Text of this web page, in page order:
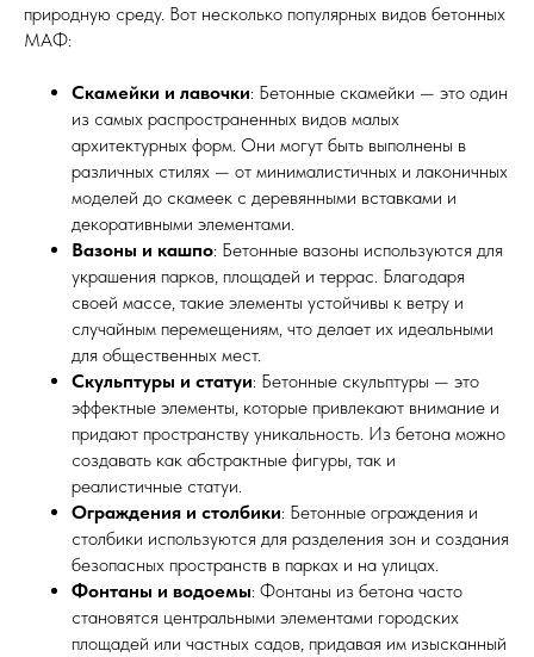
природную среду. Вот несколько популярных видов бетонных
МАФ:
Скамейки и лавочки: Бетонные скамейки — это один
из самых распространенных видов малых
архитектурных форм. Они могут быть выполнены в
различных стилях — от минималистичных и лаконичных
моделей до скамеек с деревянными вставками и
декоративными элементами.
Вазоны и кашпо: Бетонные вазоны используются для
украшения парков, площадей и террас. Благодаря
своей массе, такие элементы устойчивы к ветру и
случайным перемещениям, что делает их идеальными
для общественных мест.
Скульптуры и статуи: Бетонные скульптуры — это
эффектные элементы, которые привлекают внимание и
придают пространству уникальность. Из бетона можно
создавать как абстрактные фигуры, так и
реалистичные статуи.
Ограждения и столбики: Бетонные ограждения и
столбики используются для разделения зон и создания
безопасных пространств в парках и на улицах.
Фонтаны и водоемы: Фонтаны из бетона часто
становятся центральными элементами городских
площадей или частных садов, придавая им изысканный